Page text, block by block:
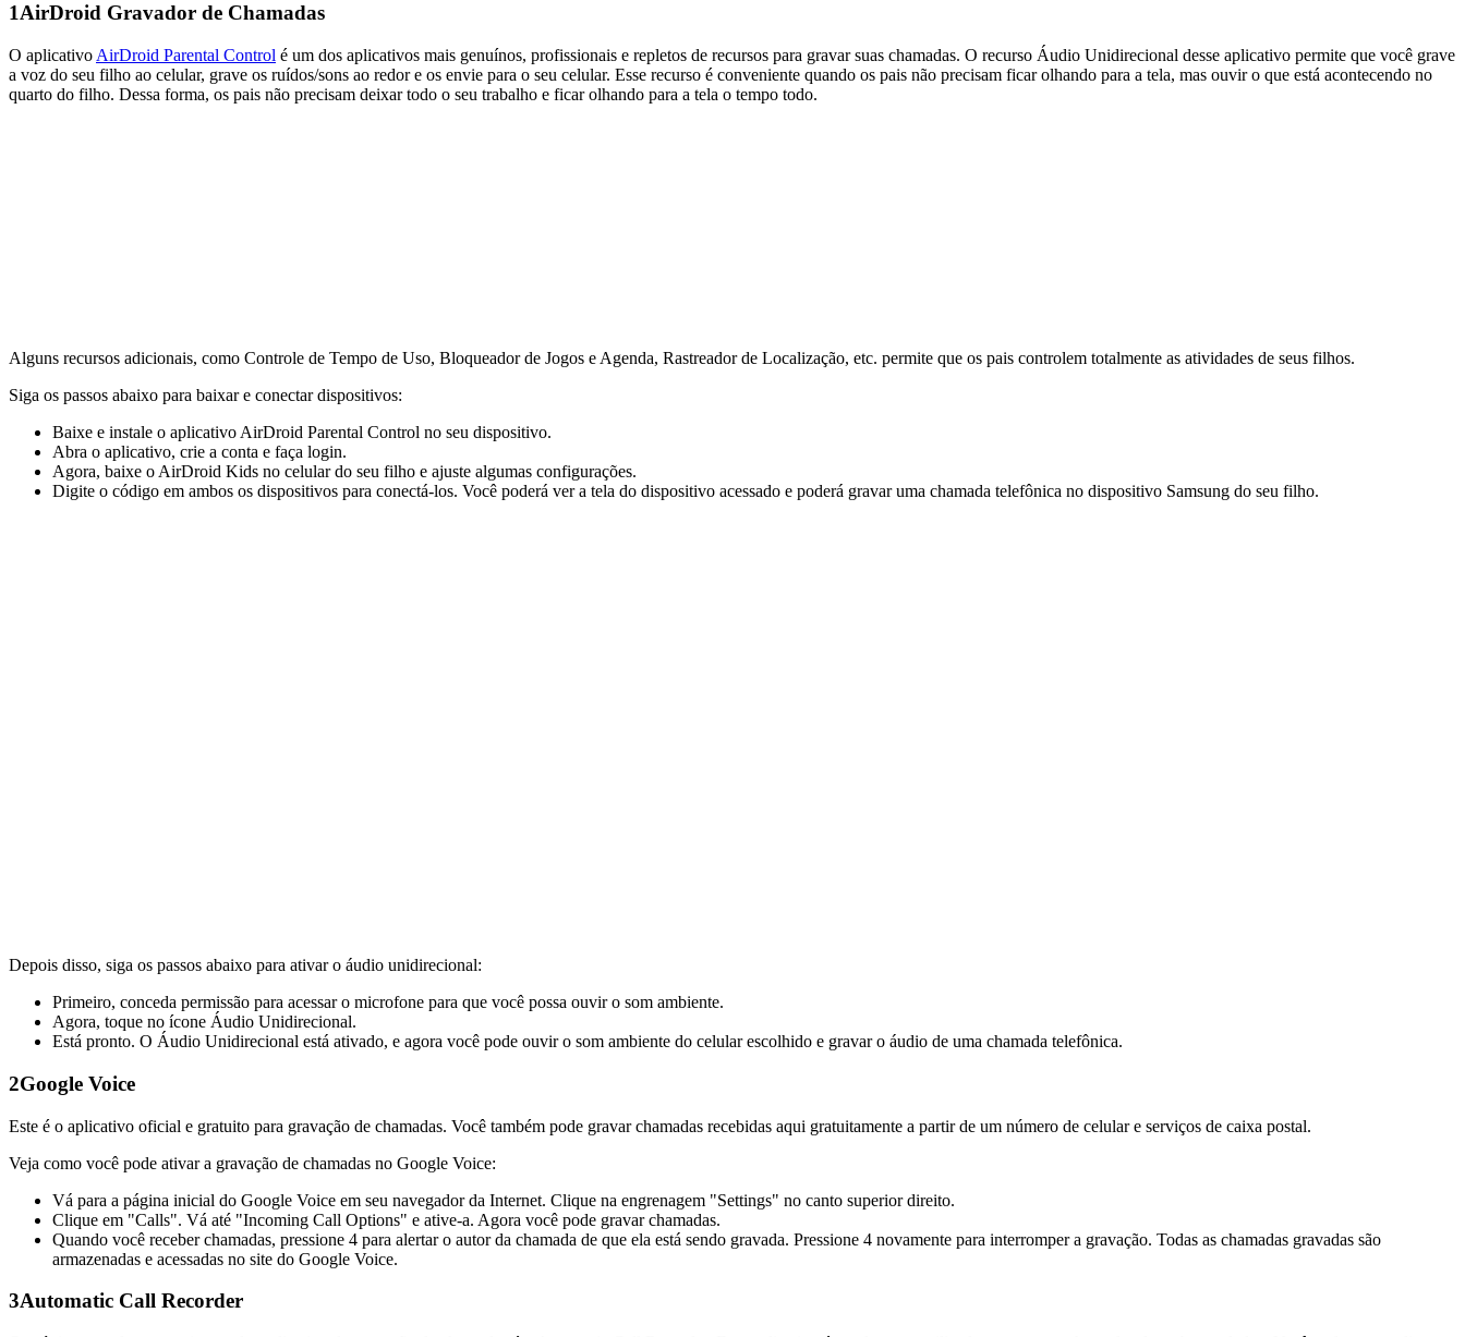
1AirDroid Gravador de Chamadas
O aplicativo AirDroid Parental Control é um dos aplicativos mais genuínos, profissionais e repletos de recursos para gravar suas chamadas. O recurso Áudio Unidirecional desse aplicativo permite que você grave
a voz do seu filho ao celular, grave os ruídos/sons ao redor e os envie para o seu celular. Esse recurso é conveniente quando os pais não precisam ficar olhando para a tela, mas ouvir o que está acontecendo no
quarto do filho. Dessa forma, os pais não precisam deixar todo o seu trabalho e ficar olhando para a tela o tempo todo.
Alguns recursos adicionais, como Controle de Tempo de Uso, Bloqueador de Jogos e Agenda, Rastreador de Localização, etc. permite que os pais controlem totalmente as atividades de seus filhos.
Siga os passos abaixo para baixar e conectar dispositivos:
Baixe e instale o aplicativo AirDroid Parental Control no seu dispositivo.
Abra o aplicativo, crie a conta e faça login.
Agora, baixe o AirDroid Kids no celular do seu filho e ajuste algumas configurações.
Digite o código em ambos os dispositivos para conectá-los. Você poderá ver a tela do dispositivo acessado e poderá gravar uma chamada telefônica no dispositivo Samsung do seu filho.
Depois disso, siga os passos abaixo para ativar o áudio unidirecional:
Primeiro, conceda permissão para acessar o microfone para que você possa ouvir o som ambiente.
Agora, toque no ícone Áudio Unidirecional.
Está pronto. O Áudio Unidirecional está ativado, e agora você pode ouvir o som ambiente do celular escolhido e gravar o áudio de uma chamada telefônica.
2Google Voice
Este é o aplicativo oficial e gratuito para gravação de chamadas. Você também pode gravar chamadas recebidas aqui gratuitamente a partir de um número de celular e serviços de caixa postal.
Veja como você pode ativar a gravação de chamadas no Google Voice:
Vá para a página inicial do Google Voice em seu navegador da Internet. Clique na engrenagem "Settings" no canto superior direito.
Clique em "Calls". Vá até "Incoming Call Options" e ative-a. Agora você pode gravar chamadas.
Quando você receber chamadas, pressione 4 para alertar o autor da chamada de que ela está sendo gravada. Pressione 4 novamente para interromper a gravação. Todas as chamadas gravadas são
armazenadas e acessadas no site do Google Voice.
3Automatic Call Recorder